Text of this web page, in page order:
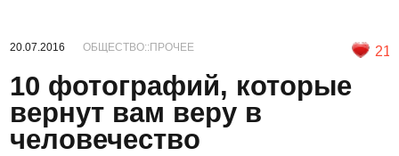
20.07.2016 ОБЩЕСТВО::ПРОЧЕЕ 21
10 фотографий, которые
вернут вам веру в
человечество